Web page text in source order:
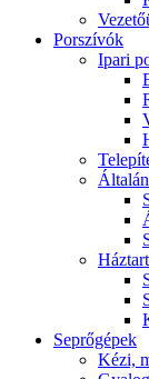
Porszívók
Ipari
Seprőgépek
Kézi,